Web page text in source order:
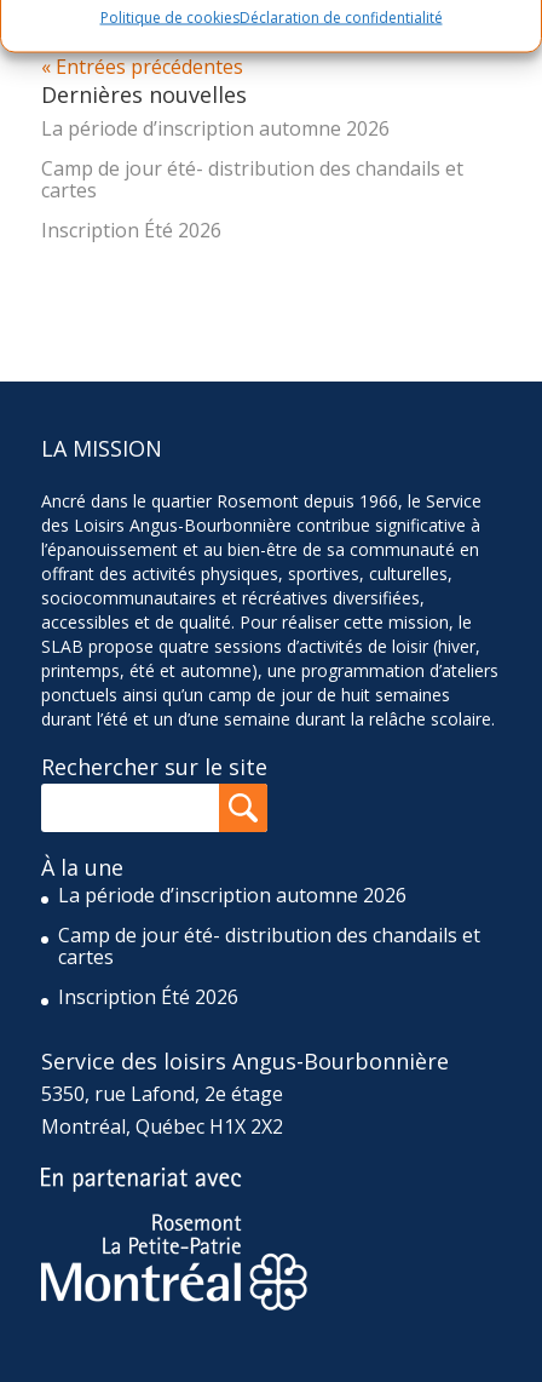
Politique de cookiesDéclaration de confidentialité
« Entrées précédentes
Dernières nouvelles
La période d’inscription automne 2026
Camp de jour été- distribution des chandails et
cartes
Inscription Été 2026
LA MISSION
Ancré dans le quartier Rosemont depuis 1966, le Service
des Loisirs Angus-Bourbonnière contribue significative à
l’épanouissement et au bien-être de sa communauté en
offrant des activités physiques, sportives, culturelles,
sociocommunautaires et récréatives diversifiées,
accessibles et de qualité. Pour réaliser cette mission, le
SLAB propose quatre sessions d’activités de loisir (hiver,
printemps, été et automne), une programmation d’ateliers
ponctuels ainsi qu’un camp de jour de huit semaines
durant l’été et un d’une semaine durant la relâche scolaire.
Rechercher sur le site
À la une
La période d’inscription automne 2026
Camp de jour été- distribution des chandails et
cartes
Inscription Été 2026
Service des loisirs Angus-Bourbonnière
5350, rue Lafond, 2e étage
Montréal, Québec H1X 2X2